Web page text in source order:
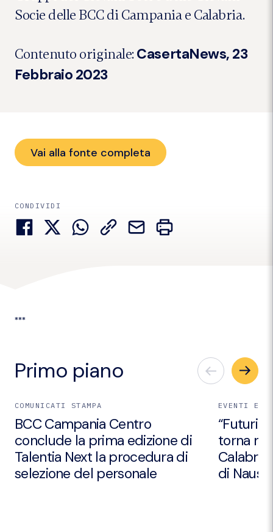
Socie delle BCC di Campania e Calabria.
Contenuto originale:CasertaNews, 23
Febbraio 2023
Vai alla fonte completa
CONDIVIDI
***
Primo piano
COMUNICATI STAMPA
BCC Campania Centro
conclude la prima edizione di
Talentia Next la procedura di
selezione del personale
EVENTI E
“Futuri
torna
Calabria
di